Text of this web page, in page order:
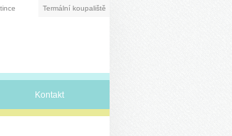
Termální koupaliště
Kontakt